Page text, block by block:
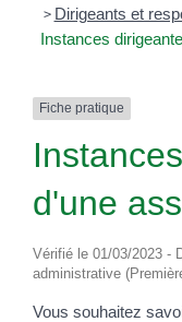
> Dirigeants et
Instances
Fiche pratique
d'une
Vérifié le 01/03/2023 -
administrative
Vous souhaitez